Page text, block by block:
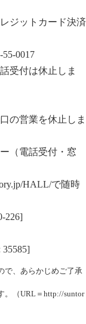
ジットカード決済
55-0017
受付は休止しま
の営業を休止しま
（電話受付・窓
HALL/で随時
226]
で、あらかじめご了承
。（URL＝ http://suntor